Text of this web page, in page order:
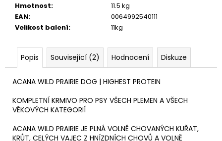
Hmotnost:
11.5 kg
EAN:
0064992540111
Velikost balení: 11kg
Popis Související (2) Hodnocení Diskuze
ACANA WILD PRAIRIE DOG | HIGHEST PROTEIN
KOMPLETNÍ KRMIVO PRO PSY VŠECH PLEMEN A VŠECH
VĚKOVÝCH KATEGORIÍ
ACANA WILD PRAIRIE JE PLNÁ VOLNĚ CHOVANÝCH KUŘAT,
KRŮT, CELÝCH VAJEC Z HNÍZDNÍCH CHOVŮ A VOLNĚ